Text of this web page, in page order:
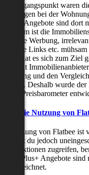
Ausgangspunkt waren
bei der
alle Angebote sind dort
ist die
Werbung,
Links etc.
hat es sich zum Ziel
mit
und den
Deshalb wurde
Preisbarometer
die Nutzung von
Nutzung von Flatbee ist
du jedoch
zugreifen,
Plus+ Angebote